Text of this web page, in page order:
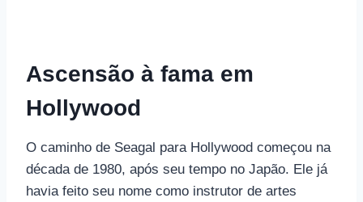
Ascensão à fama em
Hollywood
O caminho de Seagal para Hollywood começou na
década de 1980, após seu tempo no Japão. Ele já
havia feito seu nome como instrutor de artes